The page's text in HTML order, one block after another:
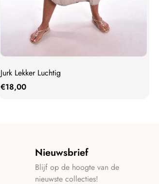
Jurk Lekker Luchtig
€18,00
Nieuwsbrief
Blijf op de hoogte van de
nieuwste collecties!